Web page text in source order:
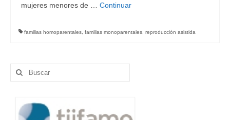
mujeres menores de … Continuar
familias homoparentales familias monoparentales reproducción asistida
Buscar
por: